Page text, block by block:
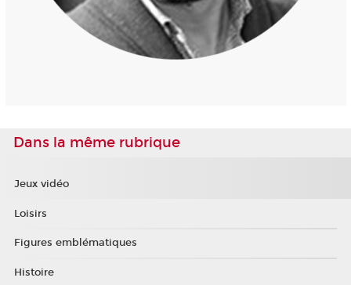
Dans la même rubrique
Jeux vidéo
Loisirs
Figures emblématiques
Histoire